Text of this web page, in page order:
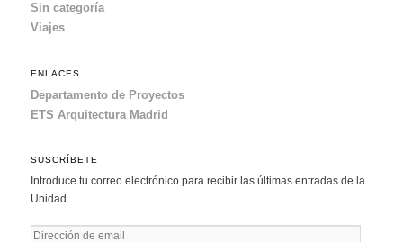
Sin categoría
Viajes
ENLACES
Departamento de Proyectos
ETS Arquitectura Madrid
SUSCRÍBETE
Introduce tu correo electrónico para recibir las últimas entradas de la
Unidad.
D